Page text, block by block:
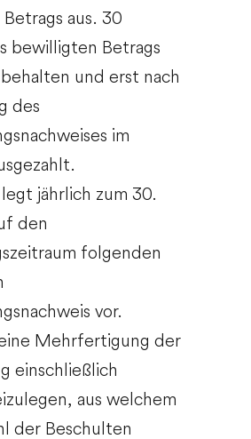
aus. 30
bewilligten Betrags
und erst nach
des
im
jährlich zum 30.
den
folgenden
vor.
Mehrfertigung der
einschließlich
aus welchem
der Beschulten